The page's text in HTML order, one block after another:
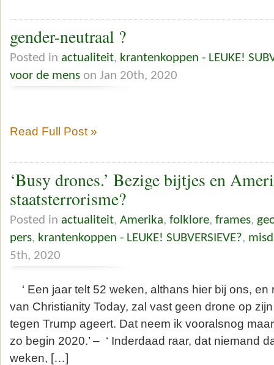
gender-neutraal ?
Posted in actualiteit, krantenkoppen - LEUKE!
voor de mens on Jan 20th, 2020
Read Full Post »
‘Busy drones.’ Bezige bijtjes en
staatsterrorisme?
Posted in actualiteit, Amerika, folklore, frames,
pers, krantenkoppen - LEUKE! SUBVERSIEVE?,
5th, 2020
‘ Een jaar telt 52 weken, althans hier bij ons, en
van Christianity Today, zal vast geen drone op
tegen Trump ageert. Dat neem ik vooralsnog
zo begin 2020.’ – ‘ Inderdaad raar, dat niemand
weken, […]